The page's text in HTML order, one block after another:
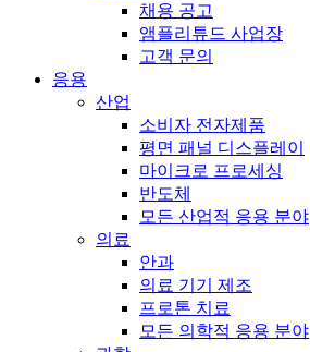
채용 공고
앰플리튜드 사업장
고객 문의
응용
산업
소비자 전자제품
평면 패널 디스플레이
마이크로 프로세싱
반도체
모든 산업적 응용 분야
의료
안과
의료 기기 제조
프로톤 치료
모든 의학적 응용 분야